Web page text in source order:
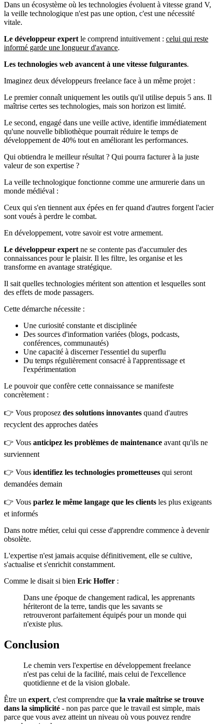
Dans un écosystème où les technologies évoluent à vitesse grand V,
la veille technologique n'est pas une option, c'est une nécessité
vitale.
Le développeur expert le comprend intuitivement : celui qui reste
informé garde une longueur d'avance.
Les technologies web avancent à une vitesse fulgurantes.
Imaginez deux développeurs freelance face à un même projet :
Le premier connaît uniquement les outils qu'il utilise depuis 5 ans. Il
maîtrise certes ses technologies, mais son horizon est limité.
Le second, engagé dans une veille active, identifie immédiatement
qu'une nouvelle bibliothèque pourrait réduire le temps de
développement de 40% tout en améliorant les performances.
Qui obtiendra le meilleur résultat ? Qui pourra facturer à la juste
valeur de son expertise ?
La veille technologique fonctionne comme une armurerie dans un
monde médiéval :
Ceux qui s'en tiennent aux épées en fer quand d'autres forgent l'acier
sont voués à perdre le combat.
En développement, votre savoir est votre armement.
Le développeur expert ne se contente pas d'accumuler des
connaissances pour le plaisir. Il les filtre, les organise et les
transforme en avantage stratégique.
Il sait quelles technologies méritent son attention et lesquelles sont
des effets de mode passagers.
Cette démarche nécessite :
Une curiosité constante et disciplinée
Des sources d'information variées (blogs, podcasts,
conférences, communautés)
Une capacité à discerner l'essentiel du superflu
Du temps régulièrement consacré à l'apprentissage et
l'expérimentation
Le pouvoir que confère cette connaissance se manifeste
concrètement :
👉 Vous proposez des solutions innovantes quand d'autres
recyclent des approches datées
👉 Vous anticipez les problèmes de maintenance avant qu'ils ne
surviennent
👉 Vous identifiez les technologies prometteuses qui seront
demandées demain
👉 Vous parlez le même langage que les clients les plus exigeants
et informés
Dans notre métier, celui qui cesse d'apprendre commence à devenir
obsolète.
L'expertise n'est jamais acquise définitivement, elle se cultive,
s'actualise et s'enrichit constamment.
Comme le disait si bien Eric Hoffer :
Dans une époque de changement radical, les apprenants
hériteront de la terre, tandis que les savants se
retrouveront parfaitement équipés pour un monde qui
n'existe plus.
Conclusion
Le chemin vers l'expertise en développement freelance
n'est pas celui de la facilité, mais celui de l'excellence
quotidienne et de la vision globale.
Être un expert, c'est comprendre que la vraie maîtrise se trouve
dans la simplicité - non pas parce que le travail est simple, mais
parce que vous avez atteint un niveau où vous pouvez rendre